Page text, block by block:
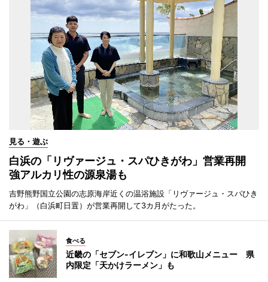
見る・遊ぶ
白浜の「リヴァージュ・スパひきがわ」営業再開
強アルカリ性の源泉湯も
吉野熊野国立公園の志原海岸近くの温浴施設「リヴァージュ・スパひき
がわ」（白浜町日置）が営業再開して3カ月がたった。
食べる
近畿の「セブン-イレブン」に和歌山メニュー 県
内限定「天かけラーメン」も